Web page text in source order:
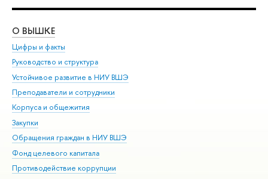
О ВЫШКЕ
Цифры и факты
Руководство и структура
Устойчивое развитие в НИУ ВШЭ
Преподаватели и сотрудники
Корпуса и общежития
Закупки
Обращения граждан в НИУ ВШЭ
Фонд целевого капитала
Противодействие коррупции